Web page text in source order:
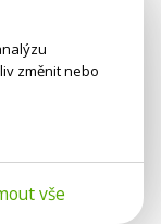
změnit nebo
vše